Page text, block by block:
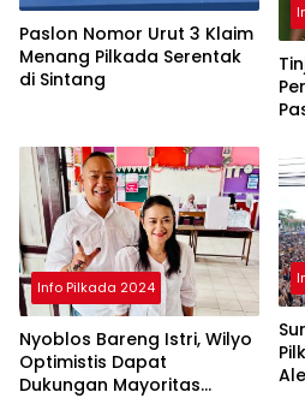
Paslon Nomor Urut 3 Klaim
Menang Pilkada Serentak
di Sintang
Info Pilkada 2024
Nyoblos Bareng Istri, Wilyo
Optimistis Dapat
Dukungan Mayoritas